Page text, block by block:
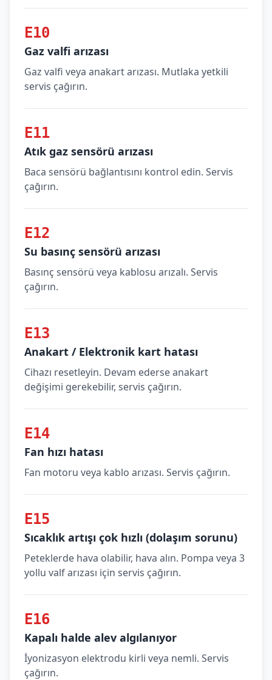
E10
Gaz valfi arızası
Gaz valfi veya anakart arızası. Mutlaka yetkili
servis çağırın.
E11
Atık gaz sensörü arızası
Baca sensörü bağlantısını kontrol edin. Servis
çağırın.
E12
Su basınç sensörü arızası
Basınç sensörü veya kablosu arızalı. Servis
çağırın.
E13
Anakart / Elektronik kart hatası
Cihazı resetleyin. Devam ederse anakart
değişimi gerekebilir, servis çağırın.
E14
Fan hızı hatası
Fan motoru veya kablo arızası. Servis çağırın.
E15
Sıcaklık artışı çok hızlı (dolaşım sorunu)
Peteklerde hava olabilir, hava alın. Pompa veya 3
yollu valf arızası için servis çağırın.
E16
Kapalı halde alev algılanıyor
İyonizasyon elektrodu kirli veya nemli. Servis
çağırın.